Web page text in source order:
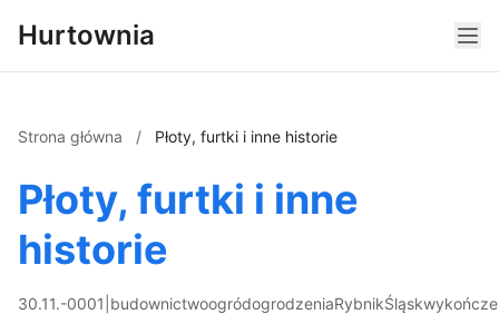
Hurtownia
Strona główna / Płoty, furtki i inne historie
Płoty, furtki i inne
historie
30.11.-0001 budownictwoogródogrodzeniaRybnikŚląsk